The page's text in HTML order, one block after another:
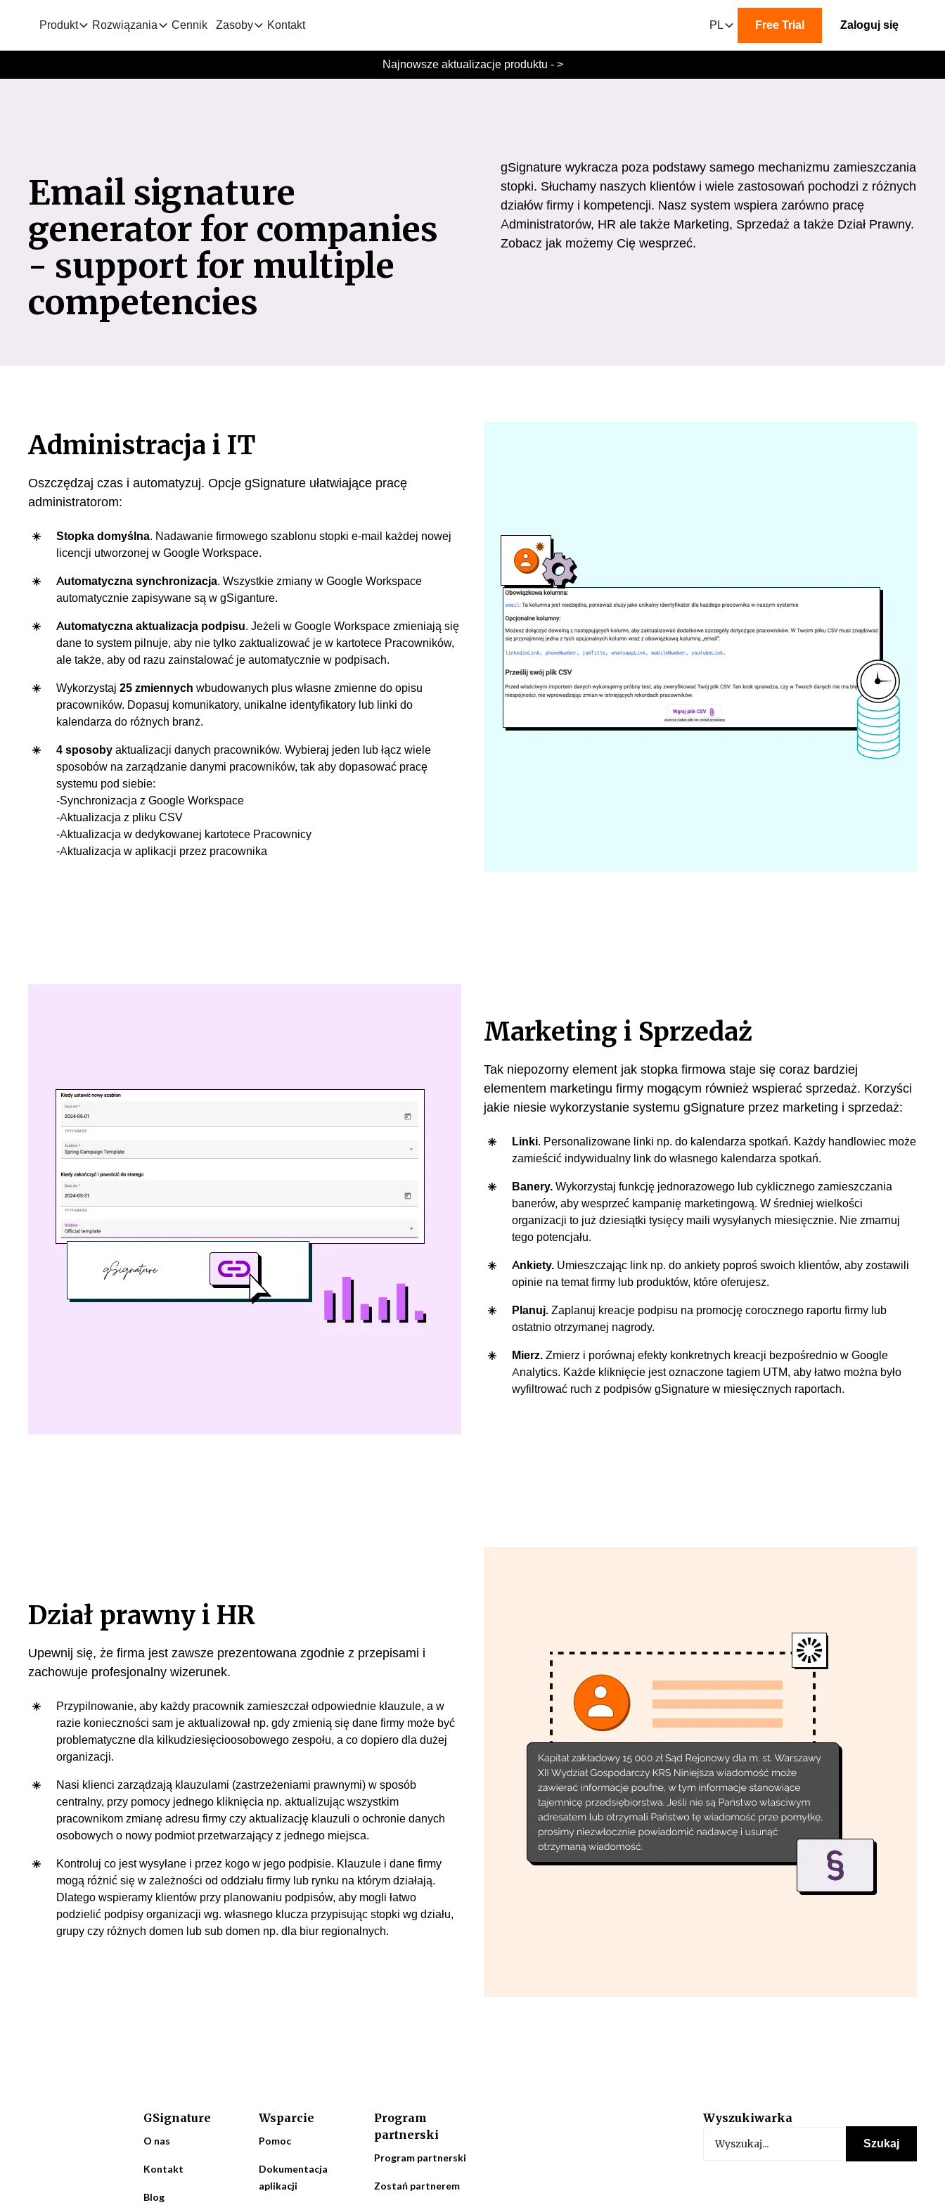
Produkt Rozwiązania Cennik Zasoby Kontakt PL Free Trial Zaloguj się
Najnowsze aktualizacje produktu - >
Email signature
generator for companies
- support for multiple
competencies
gSignature wykracza poza podstawy samego mechanizmu zamieszczania
stopki. Słuchamy naszych klientów i wiele zastosowań pochodzi z różnych
działów firmy i kompetencji. Nasz system wspiera zarówno pracę
Administratorów, HR ale także Marketing, Sprzedaż a także Dział Prawny.
Zobacz jak możemy Cię wesprzeć.
Administracja i IT
Oszczędzaj czas i automatyzuj. Opcje gSignature ułatwiające pracę
administratorom:
Stopka domyślna. Nadawanie firmowego szablonu stopki e-mail każdej nowej
licencji utworzonej w Google Workspace.
Automatyczna synchronizacja. Wszystkie zmiany w Google Workspace
automatycznie zapisywane są w gSiganture.
Automatyczna aktualizacja podpisu. Jeżeli w Google Workspace zmieniają się
dane to system pilnuje, aby nie tylko zaktualizować je w kartotece Pracowników,
ale także, aby od razu zainstalować je automatycznie w podpisach.
Wykorzystaj 25 zmiennych wbudowanych plus własne zmienne do opisu
pracowników. Dopasuj komunikatory, unikalne identyfikatory lub linki do
kalendarza do różnych branż.
4 sposoby aktualizacji danych pracowników. Wybieraj jeden lub łącz wiele
sposobów na zarządzanie danymi pracowników, tak aby dopasować pracę
systemu pod siebie:
-Synchronizacja z Google Workspace
-Aktualizacja z pliku CSV
-Aktualizacja w dedykowanej kartotece Pracownicy
-Aktualizacja w aplikacji przez pracownika
Marketing i Sprzedaż
Tak niepozorny element jak stopka firmowa staje się coraz bardziej
elementem marketingu firmy mogącym również wspierać sprzedaż. Korzyści
jakie niesie wykorzystanie systemu gSignature przez marketing i sprzedaż:
Linki. Personalizowane linki np. do kalendarza spotkań. Każdy handlowiec może
zamieścić indywidualny link do własnego kalendarza spotkań.
Banery. Wykorzystaj funkcję jednorazowego lub cyklicznego zamieszczania
banerów, aby wesprzeć kampanię marketingową. W średniej wielkości
organizacji to już dziesiątki tysięcy maili wysyłanych miesięcznie. Nie zmarnuj
tego potencjału.
Ankiety. Umieszczając link np. do ankiety poproś swoich klientów, aby zostawili
opinie na temat firmy lub produktów, które oferujesz.
Planuj. Zaplanuj kreacje podpisu na promocję corocznego raportu firmy lub
ostatnio otrzymanej nagrody.
Mierz. Zmierz i porównaj efekty konkretnych kreacji bezpośrednio w Google
Analytics. Każde kliknięcie jest oznaczone tagiem UTM, aby łatwo można było
wyfiltrować ruch z podpisów gSignature w miesięcznych raportach.
Dział prawny i HR
Upewnij się, że firma jest zawsze prezentowana zgodnie z przepisami i
zachowuje profesjonalny wizerunek.
Przypilnowanie, aby każdy pracownik zamieszczał odpowiednie klauzule, a w
razie konieczności sam je aktualizował np. gdy zmienią się dane firmy może być
problematyczne dla kilkudziesięcioosobowego zespołu, a co dopiero dla dużej
organizacji.
Nasi klienci zarządzają klauzulami (zastrzeżeniami prawnymi) w sposób
centralny, przy pomocy jednego kliknięcia np. aktualizując wszystkim
pracownikom zmianę adresu firmy czy aktualizację klauzuli o ochronie danych
osobowych o nowy podmiot przetwarzający z jednego miejsca.
Kontroluj co jest wysyłane i przez kogo w jego podpisie. Klauzule i dane firmy
mogą różnić się w zależności od oddziału firmy lub rynku na którym działają.
Dlatego wspieramy klientów przy planowaniu podpisów, aby mogli łatwo
podzielić podpisy organizacji wg. własnego klucza przypisując stopki wg działu,
grupy czy różnych domen lub sub domen np. dla biur regionalnych.
GSignature
O nas
Kontakt
Blog
Wsparcie
Pomoc
Dokumentacja
aplikacji
Program
partnerski
Program partnerski
Zostań partnerem
Wyszukiwarka